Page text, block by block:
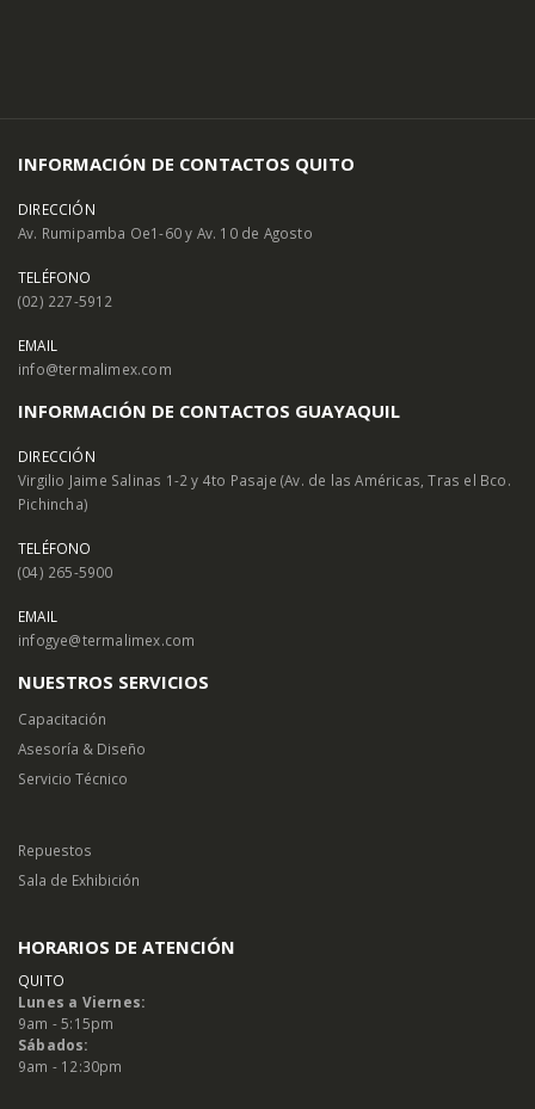
INFORMACIÓN DE CONTACTOS QUITO
DIRECCIÓN
Av. Rumipamba Oe1-60 y Av. 10 de Agosto
TELÉFONO
(02) 227-5912
EMAIL
info@termalimex.com
INFORMACIÓN DE CONTACTOS GUAYAQUIL
DIRECCIÓN
Virgilio Jaime Salinas 1-2 y 4to Pasaje (Av. de las Américas, Tras el Bco.
Pichincha)
TELÉFONO
(04) 265-5900
EMAIL
infogye@termalimex.com
NUESTROS SERVICIOS
Capacitación
Asesoría & Diseño
Servicio Técnico
Repuestos
Sala de Exhibición
HORARIOS DE ATENCIÓN
QUITO
Lunes a Viernes:
9am - 5:15pm
Sábados:
9am - 12:30pm